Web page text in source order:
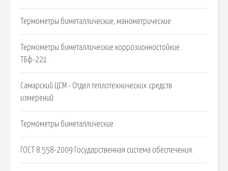
Термометры биметаллические, манометрические
Термометры биметаллические коррозионностойкие
ТБф-221.
Самарский ЦСМ - Отдел теплотехнических средств
измерений.
Термометры биметаллические.
ГОСТ 8.558-2009 Государственная система обеспечения.